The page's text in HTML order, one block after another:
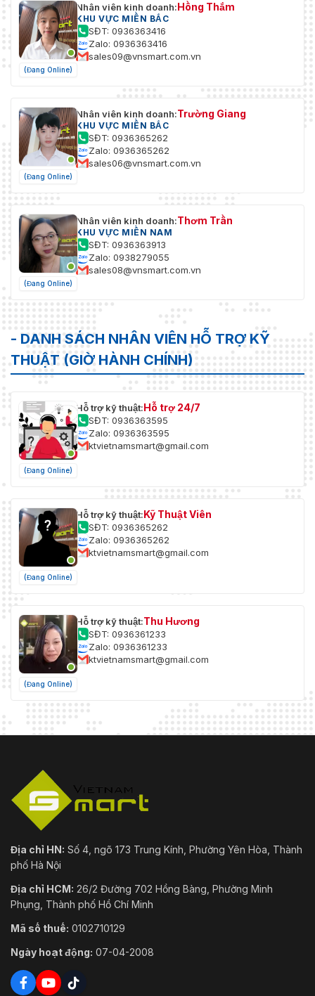
(Đang Online)
Nhân viên kinh doanh:Hồng Thắm
KHU VỰC MIỀN BẮC
SĐT: 0936363416
Zalo: 0936363416
sales09@vnsmart.com.vn
(Đang Online)
Nhân viên kinh doanh:Trường Giang
KHU VỰC MIỀN BẮC
SĐT: 0936365262
Zalo: 0936365262
sales06@vnsmart.com.vn
(Đang Online)
Nhân viên kinh doanh:Thơm Trần
KHU VỰC MIỀN NAM
SĐT: 0936363913
Zalo: 0938279055
sales08@vnsmart.com.vn
- DANH SÁCH NHÂN VIÊN HỖ TRỢ KỸ
THUẬT (GIỜ HÀNH CHÍNH)
(Đang Online)
Hỗ trợ kỹ thuật:Hỗ trợ 24/7
SĐT: 0936363595
Zalo: 0936363595
ktvietnamsmart@gmail.com
(Đang Online)
Hỗ trợ kỹ thuật:Kỹ Thuật Viên
SĐT: 0936365262
Zalo: 0936365262
ktvietnamsmart@gmail.com
(Đang Online)
Hỗ trợ kỹ thuật:Thu Hương
SĐT: 0936361233
Zalo: 0936361233
ktvietnamsmart@gmail.com
Địa chỉ HN: Số 4, ngõ 173 Trung Kính, Phường Yên Hòa, Thành
phố Hà Nội
Địa chỉ HCM: 26/2 Đường 702 Hồng Bàng, Phường Minh
Phụng, Thành phố Hồ Chí Minh
Mã số thuế: 0102710129
Ngày hoạt động: 07-04-2008